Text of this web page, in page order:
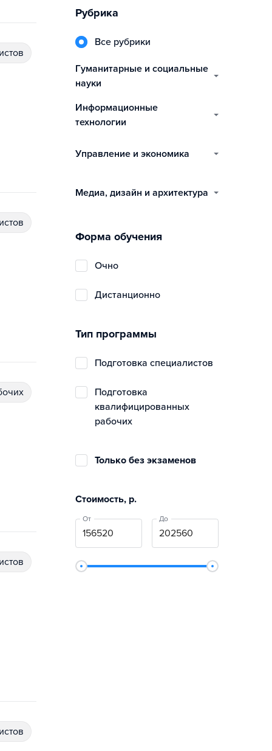
Рубрика
Все рубрики
гуманитарные и социальные
науки
информационные
технологии
управление и экономика
медиа, дизайн и архитектура
Форма обучения
очно
дистанционно
Тип программы
подготовка специалистов
подготовка
квалифицированных
рабочих
Только без экзаменов
Стоимость, р.
От До